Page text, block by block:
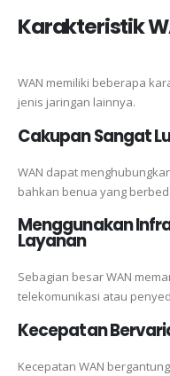
Karakteristik
WAN memiliki beberapa
jenis jaringan lainnya.
Cakupan Sangat
WAN dapat
bahkan benua yang
Menggunakan
Layanan
Sebagian besar WAN
telekomunikasi atau
Kecepatan
Kecepatan WAN